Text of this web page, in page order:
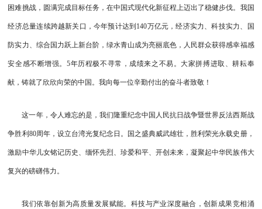
困难挑战，圆满完成目标任务，在中国式现代化新征程上迈出了稳健步伐。我国
经济总量连续跨越新关口，今年预计达到140万亿元，经济实力、科技实力、国
防实力、综合国力跃上新台阶，绿水青山成为亮丽底色，人民群众获得感幸福感
安全感不断增强。5年历程极不寻常，成绩来之不易。大家拼搏进取、耕耘奉
献，铸就了欣欣向荣的中国。我向每一位辛勤付出的奋斗者致敬！
这一年，令人难忘的是，我们隆重纪念中国人民抗日战争暨世界反法西斯战
争胜利80周年，设立台湾光复纪念日。国之盛典威武雄壮，胜利荣光永载史册，
激励中华儿女铭记历史、缅怀先烈、珍爱和平、开创未来，凝聚起中华民族伟大
复兴的磅礴伟力。
我们依靠创新为高质量发展赋能。科技与产业深度融合，创新成果竞相涌